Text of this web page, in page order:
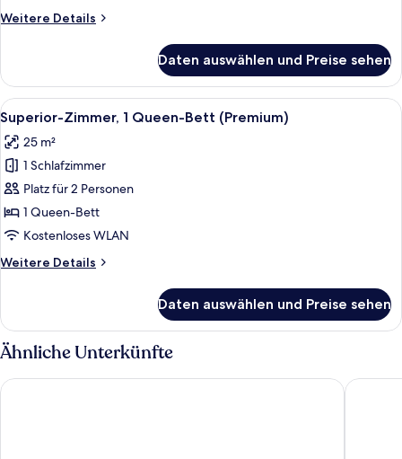
anzeigen
Weitere Details
Weitere
1
Queen-
Bett
(Surprise)
Daten auswählen und Preise sehen
Alle
Fotos
für
Superior-
Zimmer,
1
Queen-
(Premium)
Ein Hotelzimmer mit zwei Betten,
18
Superior-Zimmer, 1 Queen-Bett (Premium)
25 m²
1 Schlafzimmer
Platz für 2 Personen
1 Queen-Bett
Kostenloses WLAN
Weitere Details
Weitere
Zimmer,
1
Queen-
(Premium)
Daten auswählen und Preise sehen
Ähnliche Unterkünfte
Steigenberger Hotel München Munich